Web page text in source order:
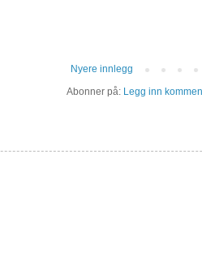
Nyere innlegg
Abonner på: Legg inn